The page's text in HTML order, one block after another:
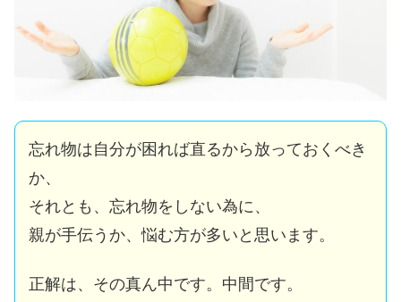
忘れ物は自分が困れば直るから放っておくべき
か、
それとも、忘れ物をしない為に、
親が手伝うか、悩む方が多いと思います。
正解は、その真ん中です。中間です。